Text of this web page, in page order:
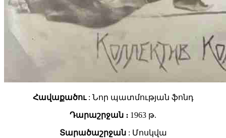
Հավաքածու: Նոր պատմության ֆոնդ
Դարաշրջան ։ 1963 թ.
Տարածաշրջան: Մոսկվա